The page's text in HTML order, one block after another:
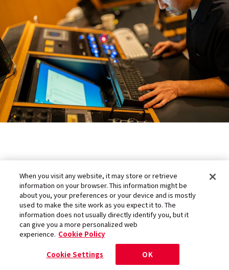
“正解の音”がないから、探究し続け
る
――エンタテインメント全体に言えることですが、
音楽制作も“これが正解”という答えはないと思
When you visit any website, it may store or retrieve
information on your browser. This information might be
about you, your preferences or your device and is mostly
used to make the site work as you expect it to. The
information does not usually directly identify you, but it
can give you a more personalized web
experience. Cookie Policy
Cookie Settings OK